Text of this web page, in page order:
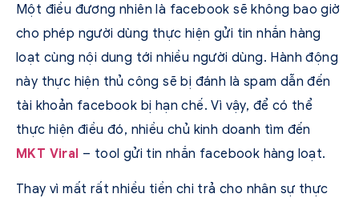
Một điều đương nhiên là facebook sẽ không bao giờ
cho phép người dùng thực hiện gửi tin nhắn hàng
loạt cùng nội dung tới nhiều người dùng. Hành động
này thực hiện thủ công sẽ bị đánh là spam dẫn đến
tài khoản facebook bị hạn chế. Vì vậy, để có thể
thực hiện điều đó, nhiều chủ kinh doanh tìm đến
MKT Viral – tool gửi tin nhắn facebook hàng loạt.
Thay vì mất rất nhiều tiền chi trả cho nhân sự thực